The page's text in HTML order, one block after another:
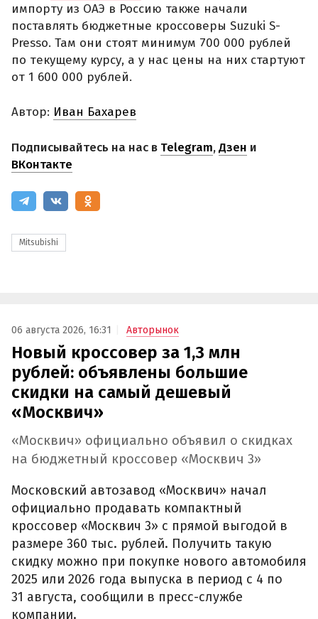
импорту из ОАЭ в Россию также начали
поставлять бюджетные кроссоверы Suzuki S-
Presso. Там они стоят минимум 700 000 рублей
по текущему курсу, а у нас цены на них стартуют
от 1 600 000 рублей.
Автор: Иван Бахарев
Подписывайтесь на нас в Telegram,Дзен и
ВКонтакте
Mitsubishi
06 августа 2026, 16:31 Авторынок
Новый кроссовер за 1,3 млн
рублей: объявлены большие
скидки на самый дешевый
«Москвич»
«Москвич» официально объявил о скидках
на бюджетный кроссовер «Москвич 3»
Московский автозавод «Москвич» начал
официально продавать компактный
кроссовер «Москвич 3» с прямой выгодой в
размере 360 тыс. рублей. Получить такую
скидку можно при покупке нового автомобиля
2025 или 2026 года выпуска в период с 4 по
31 августа, сообщили в пресс-службе
компании.